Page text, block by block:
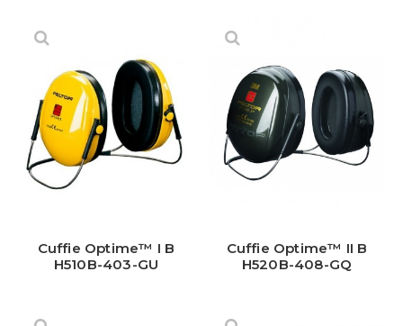
Cuffie Optime™ I B
H510B-403-GU
Cuffie Optime™ II B
H520B-408-GQ